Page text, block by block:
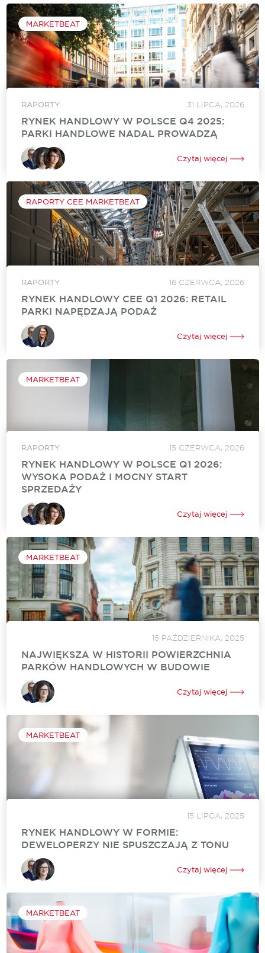
deweloperską od 2019...
MARKETBEAT
RAPORTY 31 LIPCA, 2026
RYNEK HANDLOWY W POLSCE Q4 2025:
PARKI HANDLOWE NADAL PROWADZĄ
Międzynarodowa firma doradcza Cushman & Wakefield
podsumowała sytuację na rynku handlowym w Polsce na
koniec IV kw. 2025 roku. Ostatnie miesiące roku potwierdziły,
Czytaj więcej
RAPORTY CEE MARKETBEAT
RAPORTY 16 CZERWCA, 2026
RYNEK HANDLOWY CEE Q1 2026: RETAIL
PARKI NAPĘDZAJĄ PODAŻ
Międzynarodowa firma doradcza Cushman & Wakefield
podsumowała sytuację na rynku handlowym w Europie
Środkowo-Wschodniej na koniec pierwszego kwartału 2026
przy rosnącym znaczeniu formatów...
Czytaj więcej
MARKETBEAT
RAPORTY 15 CZERWCA, 2026
RYNEK HANDLOWY W POLSCE Q1 2026:
WYSOKA PODAŻ I MOCNY START
SPRZEDAŻY
Międzynarodowa firma doradcza Cushman & Wakefield
podsumowała sytuację na rynku handlowym w Polsce na
koniec I kw. 2026 roku. Początek roku przyniósł wyraźne
Czytaj więcej
MARKETBEAT
15 PAŹDZIERNIKA, 2025
NAJWIĘKSZA W HISTORII POWIERZCHNIA
PARKÓW HANDLOWYCH W BUDOWIE
Międzynarodowa agencja doradcza Cushman & Wakefield
podsumowała sytuację w sektorze nieruchomości handlowych
w Polsce. W odróżnieniu od rynku biurowego i
handlowym jest bardzo wysoka. Powierzchnia...
Czytaj więcej
MARKETBEAT
15 LIPCA, 2025
RYNEK HANDLOWY W FORMIE:
DEWELOPERZY NIE SPUSZCZAJĄ Z TONU
Międzynarodowa agencja doradcza Cushman & Wakefield
podsumowała sytuację w sektorze nieruchomości handlowych
w Polsce. Podobnie jak pierwszy kwartał, również drugi
Ponadto w...
Czytaj więcej
MARKETBEAT